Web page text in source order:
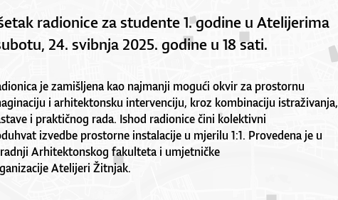
radionice za studente 1. godine u Atelijerima
24. svibnja 2025. godine u 18 sati.
je zamišljena kao najmanji mogući okvir za prostornu
i arhitektonsku intervenciju, kroz kombinaciju istraživanja,
i praktičnog rada. Ishod radionice čini kolektivni
izvedbe prostorne instalacije u mjerilu 1:1. Provedena je u
Arhitektonskog fakulteta i umjetničke
Atelijeri Žitnjak.